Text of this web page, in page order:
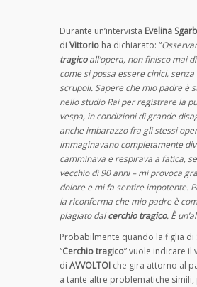
Durante un’intervista Evelina
di Vittorio ha dichiarato: “
tragicoall’opera, non finisco mai
come si possa essere cinici,
scrupoli. Sapere che mio padre è
nello studio Rai per registrare la
vespa, in condizioni di grande
anche imbarazzo fra gli stessi
immaginavano completamente
camminava e respirava a fatica,
vecchio di 90 anni – mi provoca
dolore e mi fa sentire impotente.
la riconferma che mio padre è
plagiato dalcerchio tragico. È
Probabilmente quando la figlia di
“Cerchio tragico” vuole indicare il
di AVVOLTOI che gira attorno al
a tante altre problematiche